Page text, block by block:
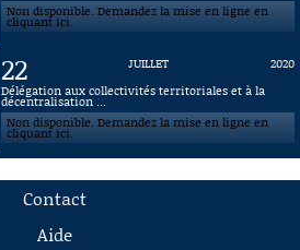
Non disponible. Demandez la mise en ligne en
cliquant ici.
22 JUILLET
2020
Délégation aux collectivités territoriales et à la
décentralisation ...
Non disponible. Demandez la mise en ligne en
cliquant ici.
Contact
Aide